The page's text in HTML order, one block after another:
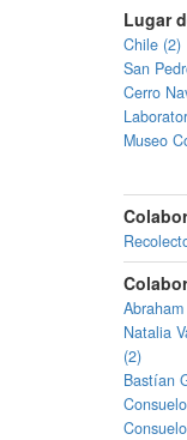
Lugar
Chile (2)
San
Cerro
Museo
Natalia
(2)
Bastían